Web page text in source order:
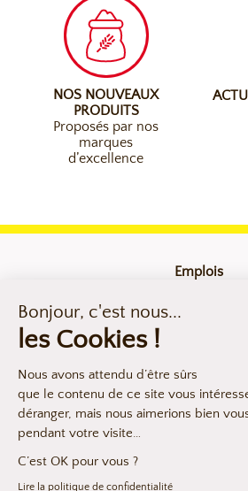
NOS NOUVEAUX
PRODUITS
Proposés par nos
marques
d’excellence
Emplois
Mentions légales
Compliance
Déclaration
Les argumentaires